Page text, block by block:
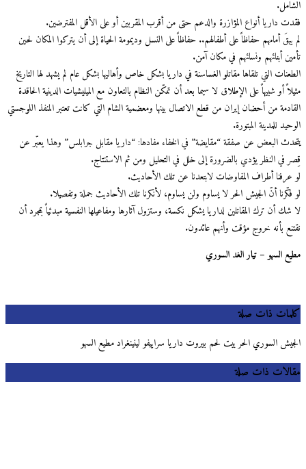
الشامل.
فقدت داريا أنواع المؤازرة والدعم حتى من أقرب المقربين أو على الأقل المفترضين.
لم يبقَ أمامهم حفاظاً على أطفالهم.. حفاظاً على النسل وديمومة الحياة إلى أن يتركوا المكان لحين
تأمين أبنائهم ونسائهم في مكان آمن.
الطعنات التي تلقاها مقاتلو الغساسنة في داريا بشكل خاص وأهاليها بشكل عام لم يشهد لها التاريخ
مثيلاً أو شبيهاً على الإطلاق لا سيما بعد أن تمكّن النظام بالتعاون مع الميليشيات الدينية الحاقدة
القادمة من أحضان إيران من قطع الاتصال بينها ومعضمية الشام التي كانت تعتبر المنفذ اللوجستي
الوحيد للمدينة المبتورة.
يتحدث البعض عن صفقة “مقايضة” في الخفاء مفادها: “داريا مقابل جرابلس” وهذا يعبّر عن
قِصر في النظر يؤدي بالضرورة إلى خلل في التحليل ومن ثم الاستنتاج.
لو عرفنا أطراف المفاوضات لابتعدنا عن تلك الأحاديث.
لو فكّرنا أنّ الجيش الحر لا يساوم ولن يساوم، لأنكرنا تلك الأحاديث جملة وتفصيلا.
لا شك أن ترك المقاتلين لداريا يشكل نكسة، وستزول آثارها ومفاعيلها النفسية مبدئياً بمجرد أن
نقتنع بأنه خروج مؤقت وأنهم عائدون.
مطيع السهو – تيار الغد السوري
كلمات ذات صلة
الجيش السوري الحر بيت لحم بيروت داريا سراييفو لينينغراد مطيع السهو
مقالات ذات صلة